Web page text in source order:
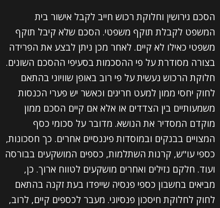
הסכם גירושין וחלוקת רכוש חייב לקבל אישור בית
המשפט לקבלת תוקף משפטי. הסכם שלא קיבל תוקף
משפטי כאילו לא קיים. לאחר מכן ניתן לבצע את הפרידה
בצורה מסודרת על פי ההסכמות בסעיפי ההסכם השונים.
חלוקת הרכוש נעשית על פי רוב באופן שוויוני בהתאם
לחוק יחסי ממון למעט חריגים וכאשר יש פערי הכנסות
משמעותיים בין הצדדים או אלא אם קיים הסכם ממון
מוקדם המסדיר את הנושא. מדובר על סכומי כסף
המצויים בבנקים ובמוסדות פיננסיים אחרים. כך חסכונות,
כספי עו"ש, קרנות השתלמות, כספים המושקעים בבורסה
ועוד. חלקם נזילים ואחרים מושקעים לטווח ארוך. כן,
מביאים בחשבון כספי פנסיה שייפדו בעת זקנה בהתאם
לחוק לחלוקת חיסכון פנסיוני. מעבר לכספים קיים, לרוב,